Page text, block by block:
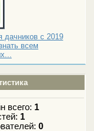
дачников с 2019
всем
всего: 1
1
0